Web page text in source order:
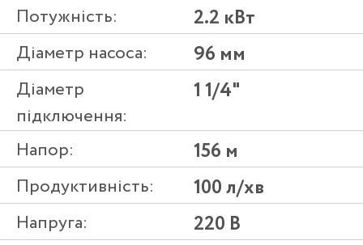
Потужність: 2.2 кВт
Діаметр насоса: 96 мм
Діаметр
підключення:
1 1/4"
Напор: 156 м
Продуктивність: 100 л/хв
Напруга: 220 В